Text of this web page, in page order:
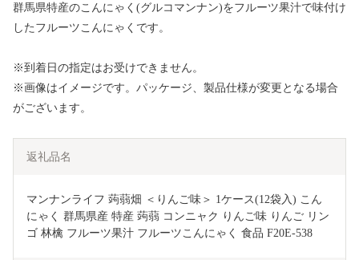
群馬県特産のこんにゃく(グルコマンナン)をフルーツ果汁で味付け
したフルーツこんにゃくです。
※到着日の指定はお受けできません。
※画像はイメージです。パッケージ、製品仕様が変更となる場合
がございます。
返礼品名
マンナンライフ 蒟蒻畑 ＜りんご味＞ 1ケース(12袋入) こん
にゃく 群馬県産 特産 蒟蒻 コンニャク りんご味 りんご リン
ゴ 林檎 フルーツ果汁 フルーツこんにゃく 食品 F20E-538